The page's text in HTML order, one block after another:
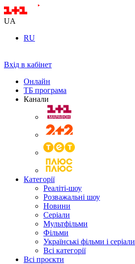
UA
RU
Вхід в кабінет
Онлайн
ТБ програма
Канали
Категорії
Реаліті-шоу
Розважальні шоу
Новини
Серіали
Мультфільми
Фільми
Українські фільми і серіали
Всі категорії
Всі проєкти